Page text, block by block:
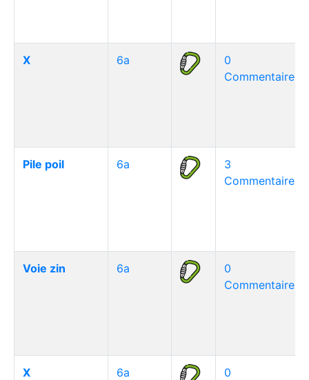
X 6a
0
Commentaire(s)
Pile poil 6a
3
Commentaire(s)
Voie zin 6a
0
Commentaire(s)
X 6a
0